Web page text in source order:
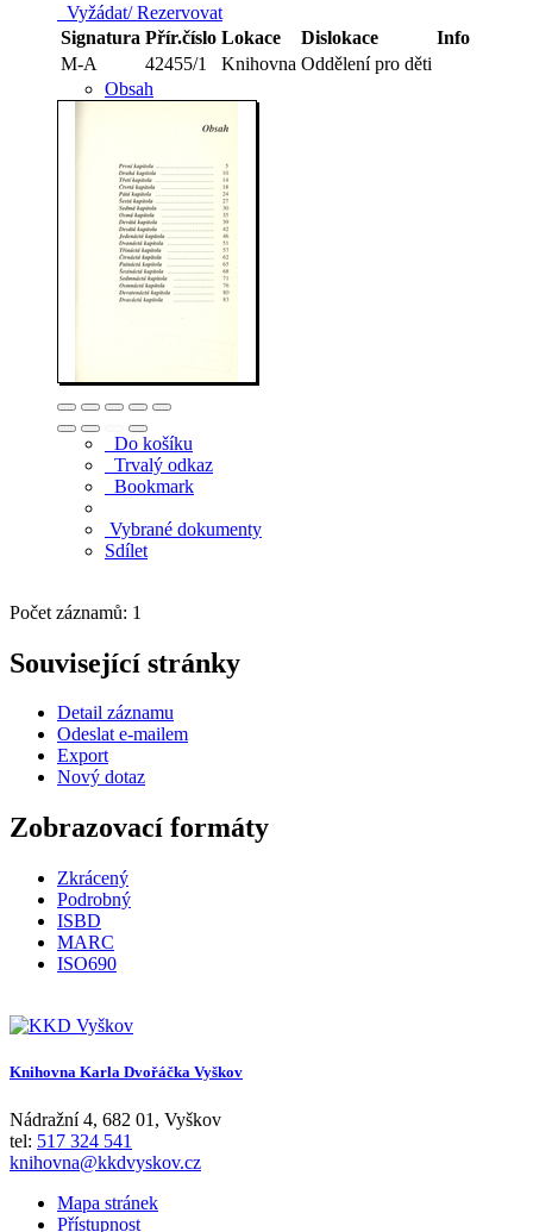
Vyžádat/ Rezervovat
Signatura Přír.číslo Lokace Dislokace
Info
M-A
42455/1 Knihovna Oddělení pro děti
Obsah
Do košíku
Trvalý odkaz
Bookmark
Vybrané dokumenty
Sdílet
Počet záznamů: 1
Související stránky
Detail záznamu
Odeslat e-mailem
Export
Nový dotaz
Zobrazovací formáty
Zkrácený
Podrobný
ISBD
MARC
ISO690
Knihovna Karla Dvořáčka Vyškov
Nádražní 4, 682 01 , Vyškov
tel: 517 324 541
knihovna@kkdvyskov.cz
Mapa stránek
Přístupnost